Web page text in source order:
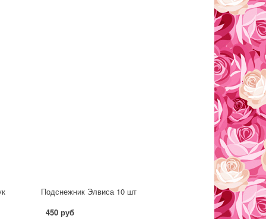
Подснежник Элвиса 10 шт
450 руб